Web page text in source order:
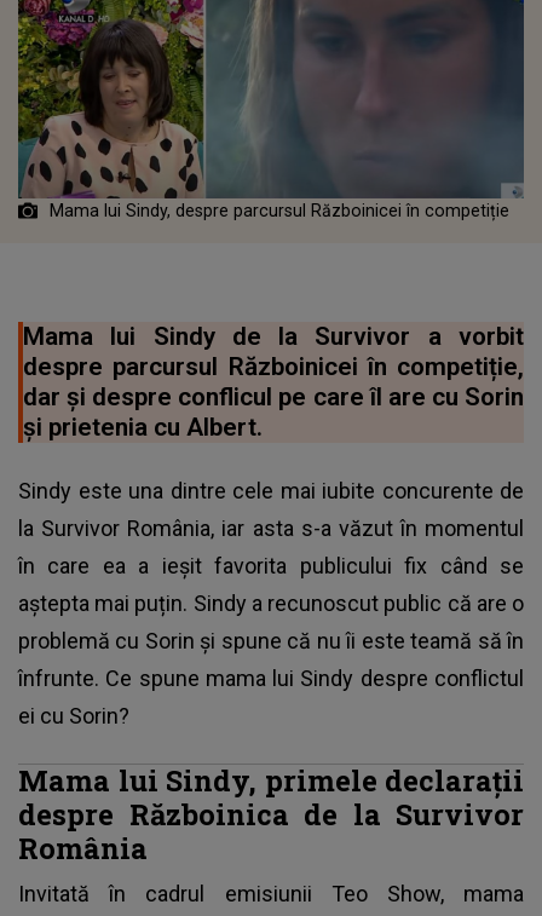
Mama lui Sindy, despre parcursul Războinicei în competiție
Mama lui Sindy de la Survivor a vorbit
despre parcursul Războinicei în competiție,
dar și despre conflicul pe care îl are cu Sorin
și prietenia cu Albert.
Sindy este una dintre cele mai iubite concurente de
la Survivor România, iar asta s-a văzut în momentul
în care ea a ieșit favorita publicului fix când se
aștepta mai puțin. Sindy a recunoscut public că are o
problemă cu Sorin și spune că nu îi este teamă să în
înfrunte. Ce spune mama lui Sindy despre conflictul
ei cu Sorin?
Mama lui Sindy, primele declarații
despre Războinica de la Survivor
România
Invitată în cadrul emisiunii Teo Show, mama